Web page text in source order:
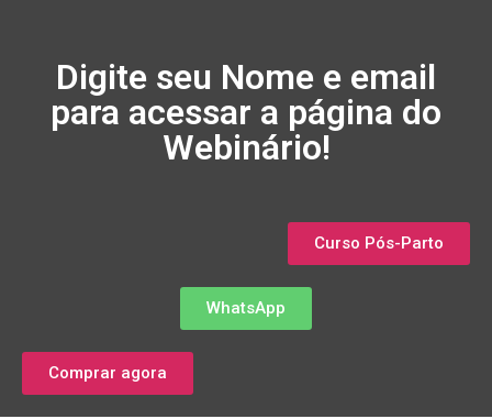
Digite seu Nome e email
para acessar a página do
Webinário!
Curso Pós-Parto
WhatsApp
Comprar agora